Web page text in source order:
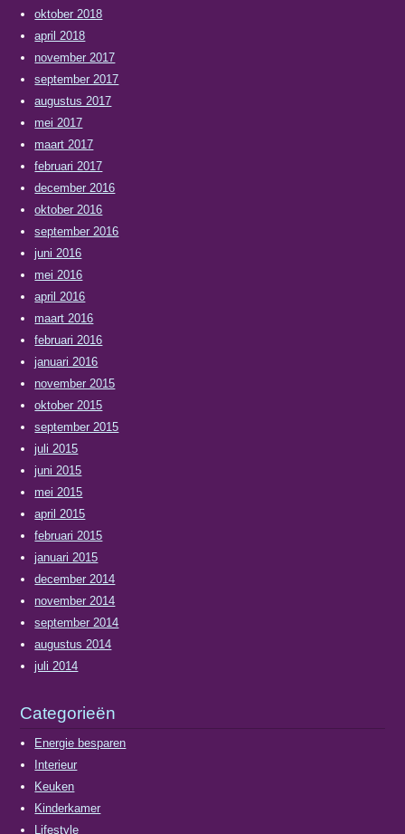
oktober 2018
april 2018
november 2017
september 2017
augustus 2017
mei 2017
maart 2017
februari 2017
december 2016
oktober 2016
september 2016
juni 2016
mei 2016
april 2016
maart 2016
februari 2016
januari 2016
november 2015
oktober 2015
september 2015
juli 2015
juni 2015
mei 2015
april 2015
februari 2015
januari 2015
december 2014
november 2014
september 2014
augustus 2014
juli 2014
Categorieën
Energie besparen
Interieur
Keuken
Kinderkamer
Lifestyle